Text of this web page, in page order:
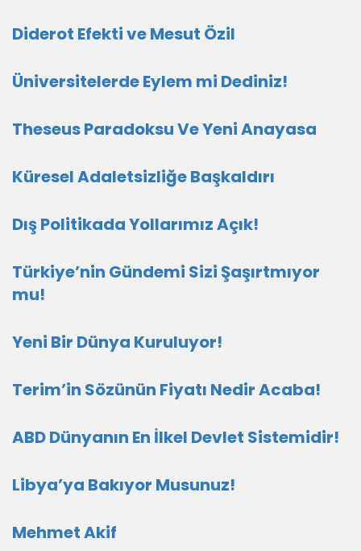
Diderot Efekti ve Mesut Özil
Üniversitelerde Eylem mi Dediniz!
Theseus Paradoksu Ve Yeni Anayasa
Küresel Adaletsizliğe Başkaldırı
Dış Politikada Yollarımız Açık!
Türkiye’nin Gündemi Sizi Şaşırtmıyor
mu!
Yeni Bir Dünya Kuruluyor!
Terim’in Sözünün Fiyatı Nedir Acaba!
ABD Dünyanın En İlkel Devlet Sistemidir!
Libya’ya Bakıyor Musunuz!
Mehmet Akif